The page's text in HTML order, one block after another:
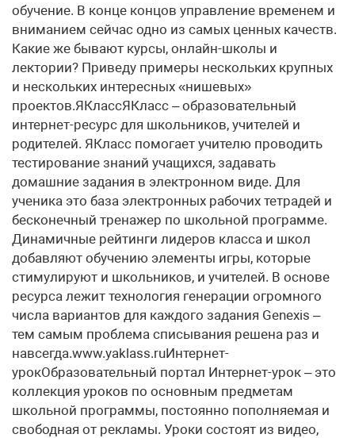
обучение. В конце концов управление временем и
вниманием сейчас одно из самых ценных качеств.
Какие же бывают курсы, онлайн-школы и
лектории? Приведу примеры нескольких крупных
и нескольких интересных «нишевых»
проектов.ЯКлассЯКласс – образовательный
интернет-ресурс для школьников, учителей и
родителей. ЯКласс помогает учителю проводить
тестирование знаний учащихся, задавать
домашние задания в электронном виде. Для
ученика это база электронных рабочих тетрадей и
бесконечный тренажер по школьной программе.
Динамичные рейтинги лидеров класса и школ
добавляют обучению элементы игры, которые
стимулируют и школьников, и учителей. В основе
ресурса лежит технология генерации огромного
числа вариантов для каждого задания Genexis –
тем самым проблема списывания решена раз и
навсегда.www.yaklass.ruИнтернет-
урокОбразовательный портал Интернет-урок – это
коллекция уроков по основным предметам
школьной программы, постоянно пополняемая и
свободная от рекламы. Уроки состоят из видео,